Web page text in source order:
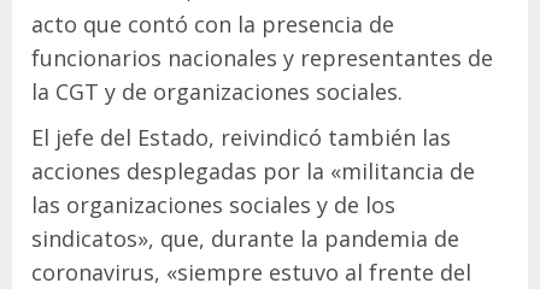
acto que contó con la presencia de
funcionarios nacionales y representantes de
la CGT y de organizaciones sociales.
El jefe del Estado, reivindicó también las
acciones desplegadas por la «militancia de
las organizaciones sociales y de los
sindicatos», que, durante la pandemia de
coronavirus, «siempre estuvo al frente del